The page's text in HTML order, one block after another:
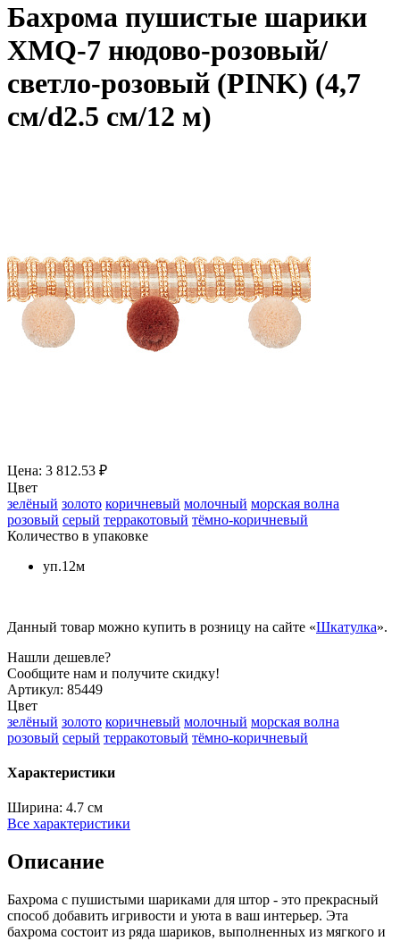
Бахрома пушистые шарики
XMQ-7 нюдово-розовый/
светло-розовый (PINK) (4,7
см/d2.5 см/12 м)
Цена: 3 812.53 ₽
Цвет
зелёный золото коричневый молочный морская волна
розовый серый терракотовый тёмно-коричневый
Количество в упаковке
уп.12м
Данный товар можно купить в розницу на сайте «Шкатулка».
Нашли дешевле?
Сообщите нам и получите скидку!
Артикул: 85449
Цвет
зелёный золото коричневый молочный морская волна
розовый серый терракотовый тёмно-коричневый
Характеристики
Ширина: 4.7 см
Все характеристики
Описание
Бахрома с пушистыми шариками для штор - это прекрасный
способ добавить игривости и уюта в ваш интерьер. Эта
бахрома состоит из ряда шариков, выполненных из мягкого и